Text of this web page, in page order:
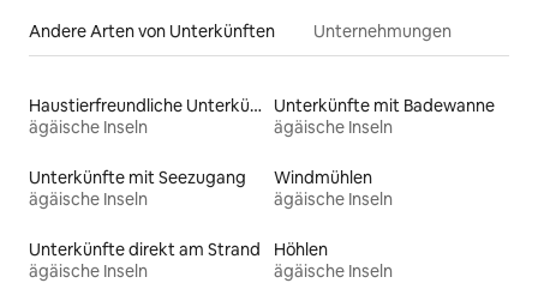
Andere Arten von Unterkünften Unternehmungen
Haustierfreundliche Unterkünfte
ägäische Inseln
Unterkünfte mit Badewanne
ägäische Inseln
Unterkünfte mit Seezugang
ägäische Inseln
Windmühlen
ägäische Inseln
Unterkünfte direkt am Strand
ägäische Inseln
Höhlen
ägäische Inseln